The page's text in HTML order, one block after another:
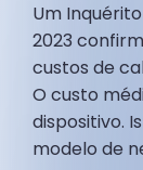
Um
2023
custos de
O custo
dispositivo.
modelo de